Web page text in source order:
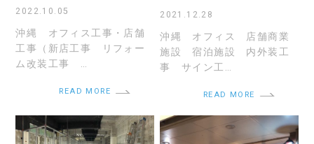
2022.10.05
沖縄 オフィス工事・店舗
工事（新店工事 リフォー
ム改装工事 …
READ MORE
2021.12.28
沖縄 オフィス 店舗商業
施設 宿泊施設 内外装工
事 サイン工…
READ MORE